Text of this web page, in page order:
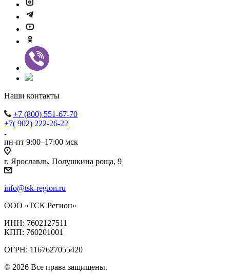
Наши контакты
+7 (800) 551-67-70
+7( 902) 222-26-22
пн-пт 9:00–17:00 мск
г. Ярославль, Полушкина роща, 9
info@tsk-region.ru
ООО «ТСК Регион»
ИНН: 7602127511
КПП: 760201001
ОГРН: 1167627055420
© 2026 Все права защищены.